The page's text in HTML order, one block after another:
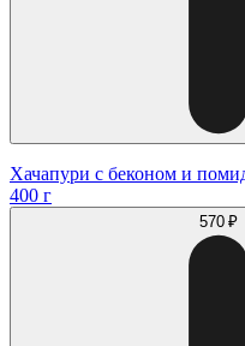
Хачапури с беконом и
400 г
570 ₽